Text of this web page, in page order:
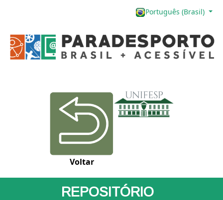
Português (Brasil)
Voltar
REPOSITÓRIO